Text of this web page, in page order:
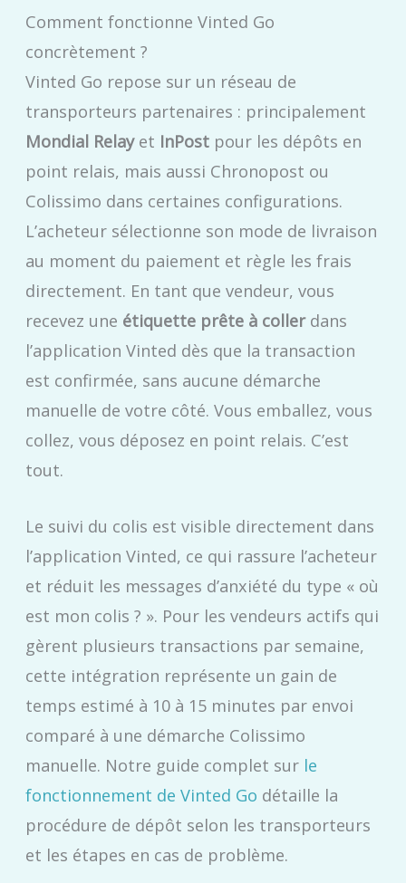
Comment fonctionne Vinted Go
concrètement ?
Vinted Go repose sur un réseau de
transporteurs partenaires : principalement
Mondial Relayet InPost pour les dépôts en
point relais, mais aussi Chronopost ou
Colissimo dans certaines configurations.
L’acheteur sélectionne son mode de livraison
au moment du paiement et règle les frais
directement. En tant que vendeur, vous
recevez une étiquette prête à collerdans
l’application Vinted dès que la transaction
est confirmée, sans aucune démarche
manuelle de votre côté. Vous emballez, vous
collez, vous déposez en point relais. C’est
tout.
Le suivi du colis est visible directement dans
l’application Vinted, ce qui rassure l’acheteur
et réduit les messages d’anxiété du type « où
est mon colis ? ». Pour les vendeurs actifs qui
gèrent plusieurs transactions par semaine,
cette intégration représente un gain de
temps estimé à 10 à 15 minutes par envoi
comparé à une démarche Colissimo
manuelle. Notre guide complet sur le
fonctionnement de Vinted Go détaille la
procédure de dépôt selon les transporteurs
et les étapes en cas de problème.